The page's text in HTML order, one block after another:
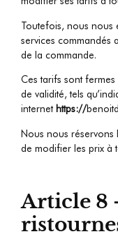
Toutefois, nous nous
services commandés
de la commande.
Ces tarifs sont
de validité, tels
internet https://
Nous nous
de modifier les prix à
Article 8